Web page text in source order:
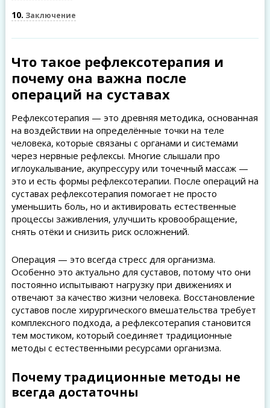
10 Заключение
Что такое рефлексотерапия и
почему она важна после
операций на суставах
Рефлексотерапия — это древняя методика, основанная
на воздействии на определённые точки на теле
человека, которые связаны с органами и системами
через нервные рефлексы. Многие слышали про
иглоукалывание, акупрессуру или точечный массаж —
это и есть формы рефлексотерапии. После операций на
суставах рефлексотерапия помогает не просто
уменьшить боль, но и активировать естественные
процессы заживления, улучшить кровообращение,
снять отёки и снизить риск осложнений.
Операция — это всегда стресс для организма.
Особенно это актуально для суставов, потому что они
постоянно испытывают нагрузку при движениях и
отвечают за качество жизни человека. Восстановление
суставов после хирургического вмешательства требует
комплексного подхода, а рефлексотерапия становится
тем мостиком, который соединяет традиционные
методы с естественными ресурсами организма.
Почему традиционные методы не
всегда достаточны